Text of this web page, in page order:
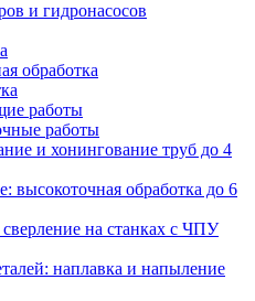
и гидронасосов
обработка
работы
работы
и хонингование труб до 4
высокоточная обработка до 6
на станках с ЧПУ
наплавка и напыление